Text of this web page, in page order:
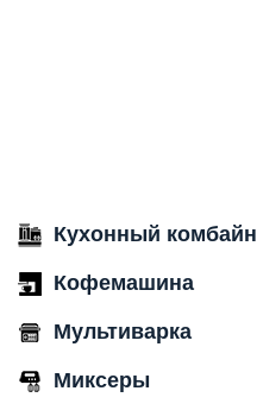
Кухонный комбайн
Кофемашина
Мультиварка
Миксеры